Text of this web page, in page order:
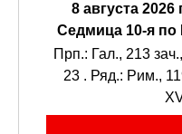
8 августа 2026
Седмица 10-я по
Прп.: Гал., 213
23 . Ряд.: Рим.,